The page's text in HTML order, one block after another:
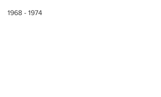
1968 - 1974